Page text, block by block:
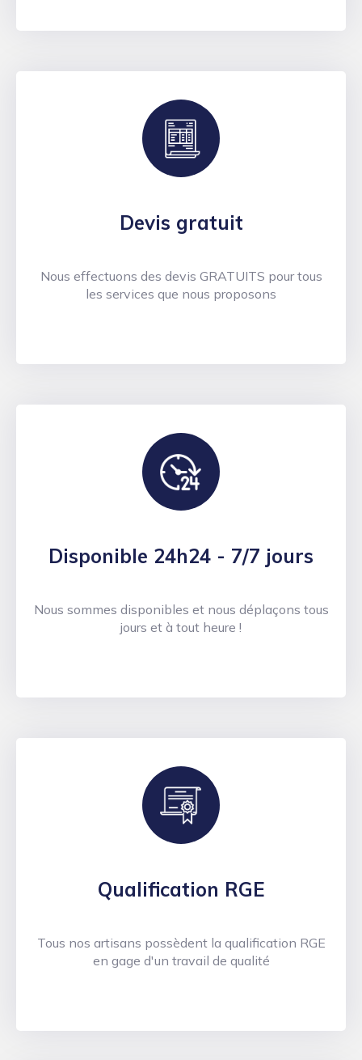
Devis gratuit
Nous effectuons des devis GRATUITS pour tous
les services que nous proposons
Disponible 24h24 - 7/7 jours
Nous sommes disponibles et nous déplaçons tous
jours et à tout heure !
Qualification RGE
Tous nos artisans possèdent la qualification RGE
en gage d'un travail de qualité